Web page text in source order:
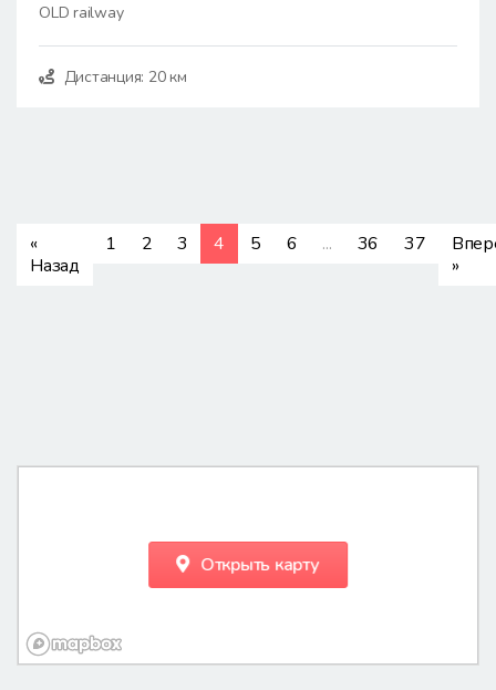
Открыть карту
OLD railway
Дистанция: 20 км
«
Назад
1 2 3 4(current)
5 6 ... 36 37
»